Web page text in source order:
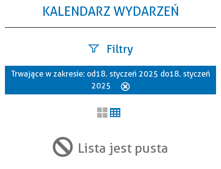
KALENDARZ WYDARZEŃ
Filtry
Szukana fraza
Trwające w zakresie
Trwające w zakresie: od 18. styczeń 2025 do 18. styczeń
2025
Lista jest pusta